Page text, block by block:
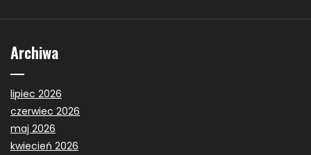
Archiwa
lipiec 2026
czerwiec 2026
maj 2026
kwiecień 2026